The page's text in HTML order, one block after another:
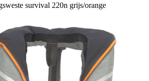
survival 220n grijs/orange